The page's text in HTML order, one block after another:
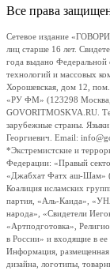
Все права
Сетевое издание
лиц старше 16 лет.
года выдано
технологий и массовых
Хорошевская, дом 12,
«РУ ФМ» (123298 Москва,
GOVORITMOSKVA.RU.
зарубежные страны.
Георгиевич. Email:
*Экстремистские и
Федерации: «Правый
«Джабхат Фатх аш-Шам»
Коалиция исламских
партия, «Аль-Каида»,
народа», «Свидетели
«Артподготовка»,
в России» и входящие в ее
Информация, размещенная
дизайна, логотипы,